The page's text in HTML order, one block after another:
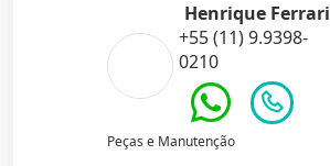
Henrique Ferrari
+55 (11) 9.9398-
0210
Peças e Manutenção